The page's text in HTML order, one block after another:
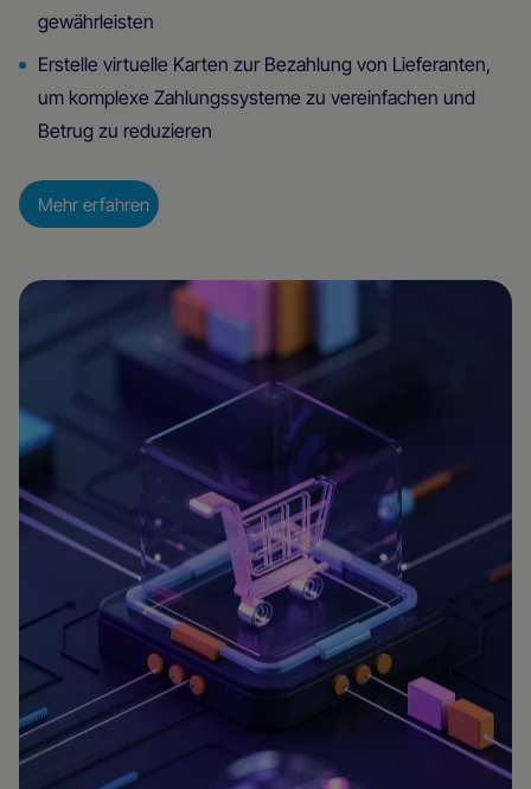
gewährleisten
Erstelle virtuelle Karten zur Bezahlung von Lieferanten,
um komplexe Zahlungssysteme zu vereinfachen und
Betrug zu reduzieren
Mehr erfahren